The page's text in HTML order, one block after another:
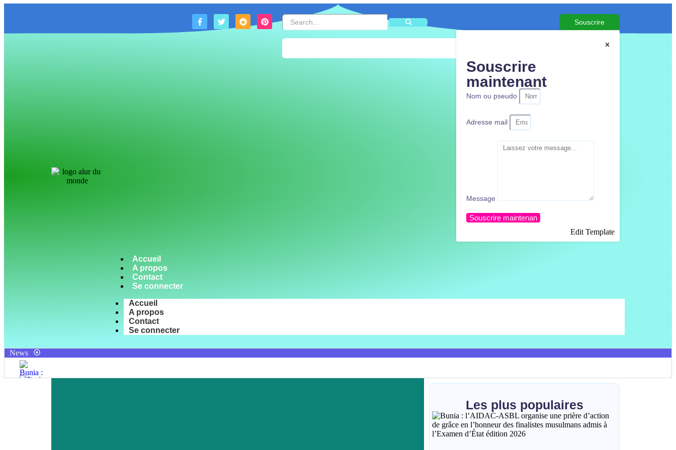
Souscrire
Souscrire
maintenant
Nom ou pseudo
Adresse mail
Message
Souscrire maintenan
Edit Template
Accueil
A propos
Contact
Se connecter
Accueil
A propos
Contact
Se connecter
News
Les plus populaires